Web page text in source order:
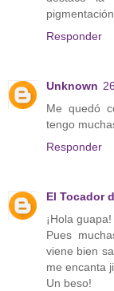
Responder
Unknown
Me quedó
tengo
Responder
El Tocador
¡Hola guapa!
Pues
viene bien
me encanta
Un beso!